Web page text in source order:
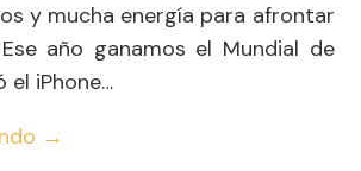
y mucha energía para afrontar
año ganamos el Mundial de
el iPhone…
→